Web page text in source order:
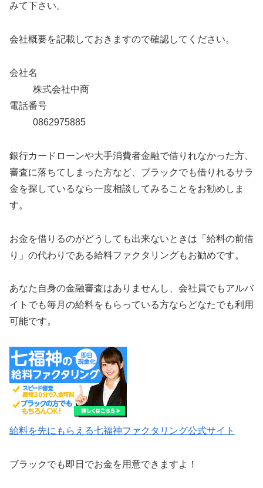
みて下さい。
会社概要を記載しておきますので確認してください。
会社名
株式会社中商
電話番号
0862975885
銀行カードローンや大手消費者金融で借りれなかった方、
審査に落ちてしまった方など、ブラックでも借りれるサラ
金を探しているなら一度相談してみることをお勧めしま
す。
お金を借りるのがどうしても出来ないときは「給料の前借
り」の代わりである給料ファクタリングもお勧めです。
あなた自身の金融審査はありませんし、会社員でもアルバ
イトでも毎月の給料をもらっている方ならどなたでも利用
可能です。
給料を先にもらえる七福神ファクタリング公式サイト
ブラックでも即日でお金を用意できますよ！